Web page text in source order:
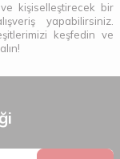
ve kişiselleştirecek bir
yapabilirsiniz.
keşfedin ve